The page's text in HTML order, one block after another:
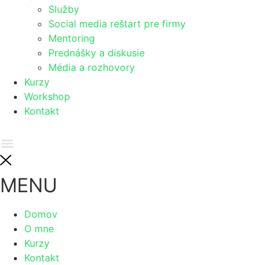
Služby
Social media reštart pre firmy
Mentoring
Prednášky a diskusie
Média a rozhovory
Kurzy
Workshop
Kontakt
MENU
Domov
O mne
Kurzy
Kontakt